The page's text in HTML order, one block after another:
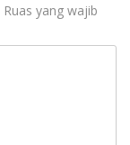
Ruas yang wajib